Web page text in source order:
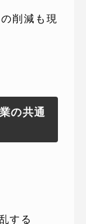
削減も現
の共通
する